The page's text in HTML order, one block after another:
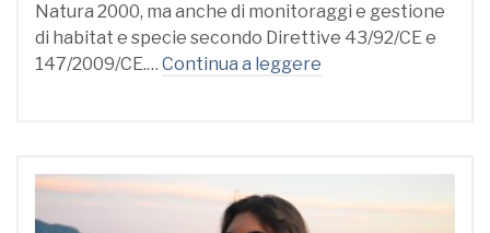
Natura 2000, ma anche di monitoraggi e gestione
di habitat e specie secondo Direttive 43/92/CE e
147/2009/CE.… Continua a leggere